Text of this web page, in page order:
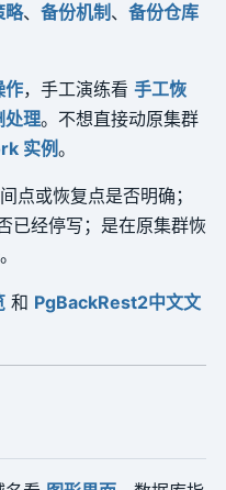
略、 备份机制 、 备份仓库
作，手工演练看 手工恢
处理。不想直接动原集群
实例。
点或恢复点是否明确；
已经停写；是在原集群恢
和 PgBackRest2中文文